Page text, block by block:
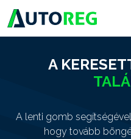
A
A lenti gomb
hogy tovább